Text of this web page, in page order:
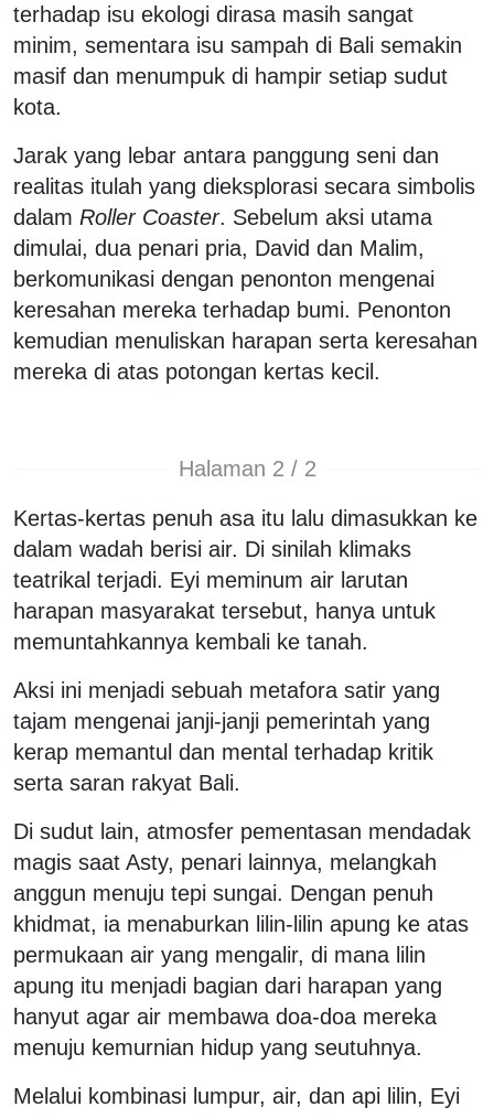
terhadap isu ekologi dirasa masih sangat
minim, sementara isu sampah di Bali semakin
masif dan menumpuk di hampir setiap sudut
kota.
Jarak yang lebar antara panggung seni dan
realitas itulah yang dieksplorasi secara simbolis
dalam Roller Coaster. Sebelum aksi utama
dimulai, dua penari pria, David dan Malim,
berkomunikasi dengan penonton mengenai
keresahan mereka terhadap bumi. Penonton
kemudian menuliskan harapan serta keresahan
mereka di atas potongan kertas kecil.
Halaman 2 / 2
Kertas-kertas penuh asa itu lalu dimasukkan ke
dalam wadah berisi air. Di sinilah klimaks
teatrikal terjadi. Eyi meminum air larutan
harapan masyarakat tersebut, hanya untuk
memuntahkannya kembali ke tanah.
Aksi ini menjadi sebuah metafora satir yang
tajam mengenai janji-janji pemerintah yang
kerap memantul dan mental terhadap kritik
serta saran rakyat Bali.
Di sudut lain, atmosfer pementasan mendadak
magis saat Asty, penari lainnya, melangkah
anggun menuju tepi sungai. Dengan penuh
khidmat, ia menaburkan lilin-lilin apung ke atas
permukaan air yang mengalir, di mana lilin
apung itu menjadi bagian dari harapan yang
hanyut agar air membawa doa-doa mereka
menuju kemurnian hidup yang seutuhnya.
Melalui kombinasi lumpur, air, dan api lilin, Eyi